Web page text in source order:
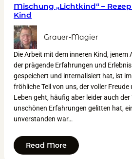
Mischung „Lichtkind“ –
Kind
Grauer-Magier
Die Arbeit mit dem inneren Kind, jenem
der prägende Erfahrungen und
gespeichert und internalisiert hat, ist
fröhliche Teil von uns, der voller
Leben geht, häufig aber leider auch der
unschönen Erfahrungen gelitten hat,
unverstanden war…
Read More